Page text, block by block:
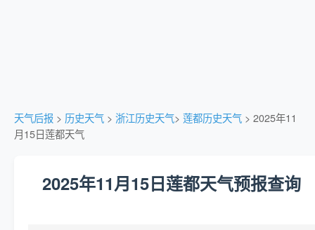
天气后报 > 历史天气 > 浙江历史天气> 莲都历史天气 > 2025年11
月15日莲都天气
2025年11月15日莲都天气预报查询